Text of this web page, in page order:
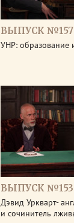
ВЫПУСК №157
УНР: образование
ВЫПУСК №153
Дэвид Уркварт-
и сочинитель